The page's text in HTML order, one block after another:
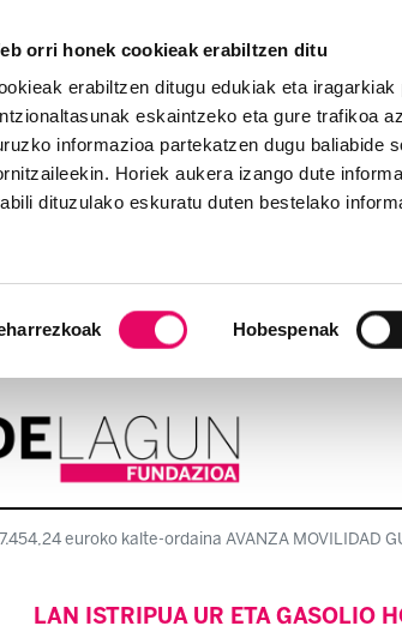
orri honek cookieak erabiltzen ditu
erabiltzen ditugu edukiak eta
eskaintzeko eta gure trafikoa
informazioa partekatzen dugu baliabide
Horiek aukera izango dute
dituzulako eskuratu duten bestelako
Hobespenak
euroko kalte-ordaina AVANZA MOVILIDAD
LAN ISTRIPUA UR ETA GASOLIO